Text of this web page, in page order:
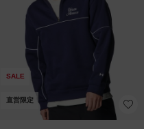
SALE
直営限定